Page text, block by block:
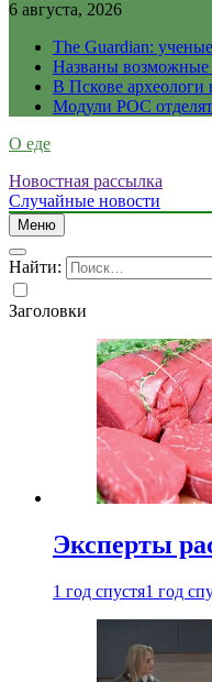
6 августа, 2026
The Guardian:
Названы возможные
В Пскове археологи
Модули РОС
О еде
Новостная рассылка
Случайные новости
Меню
Найти:
Заголовки
Эксперты
1 год спустя1 год